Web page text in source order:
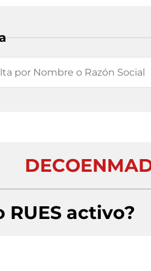
RUES activo?